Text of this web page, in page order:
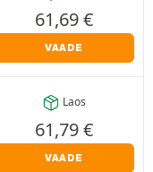
61,69€
VAADE
Laos
61,79€
VAADE